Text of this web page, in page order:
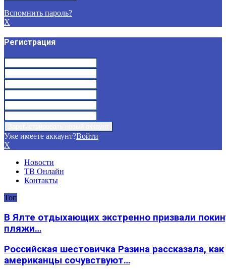
Вспомнить пароль?
X
Регистрация
Уже имеете аккаунт?Войти
X
Новости
ТВ Онлайн
Контакты
Топ
В Ялте отдыхающих экстренно призвали
пляжи…
Российская шестовичка Разина рассказала, как
американцы сочувствуют…